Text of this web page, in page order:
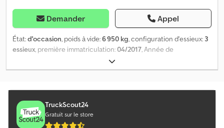
Demander Appel
État:d'occasion, poids à vide:6 950 kg, configuration d'essieux: 3
essieux, première immatriculation:04/2017, Année de
, Poids à vide : 6 950 kg. Vous trouverez sur
notre site web une présentation de tous les véhicules
proposons des solutions de financement personnalisées, des
contrats d’entretien complets et des services télématiques. Nous
serions ravis de vous conseiller personnellement. Dwsdpjztg D
Hofx Aa Toa
TruckScout24
Gratuit sur le store